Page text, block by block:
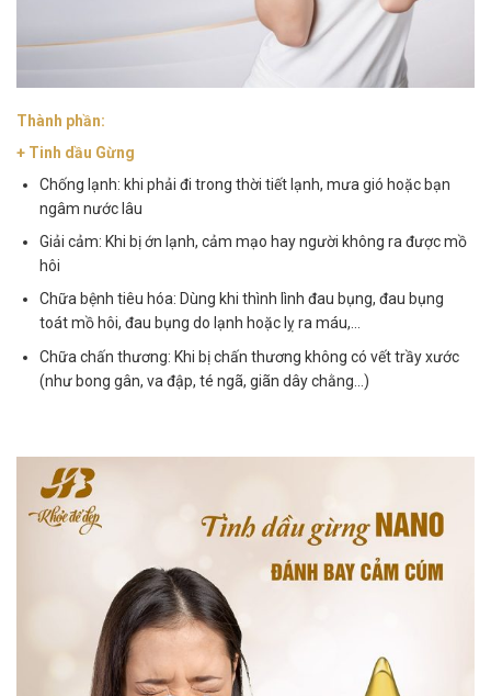
Thành phần:
+ Tinh dầu Gừng
Chống lạnh: khi phải đi trong thời tiết lạnh, mưa gió hoặc bạn
ngâm nước lâu
Giải cảm: Khi bị ớn lạnh, cảm mạo hay người không ra được mồ
hôi
Chữa bệnh tiêu hóa: Dùng khi thình lình đau bụng, đau bụng
toát mồ hôi, đau bụng do lạnh hoặc lỵ ra máu,…
Chữa chấn thương: Khi bị chấn thương không có vết trầy xước
(như bong gân, va đập, té ngã, giãn dây chằng…)